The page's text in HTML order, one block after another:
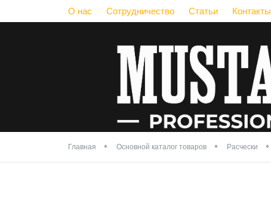
О нас Сотрудничество Статьи Контакты
Главная Основной каталог товаров Расчески